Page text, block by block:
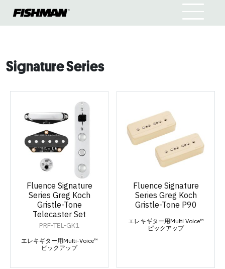
Signature Series
Fluence Signature
Series Greg Koch
Gristle-Tone
Telecaster Set
PRF-TEL-GK1
エレキギター用Multi-Voice™
ピックアップ
Fluence Signature
Series Greg Koch
Gristle-Tone P90
エレキギター用Multi Voice™
ピックアップ